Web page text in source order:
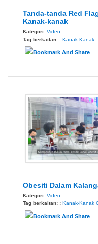
Tanda-tanda Red
Kanak-kanak
Kategori: Video
Tag berkaitan: : Kanak-Kanak
Obesiti Dalam
Kategori: Video
Tag berkaitan: : Kanak-Kanak